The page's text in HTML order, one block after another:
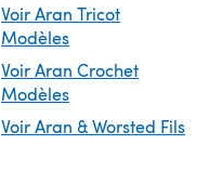
Voir Aran Tricot
Modèles
Voir Aran Crochet
Modèles
Voir Aran & Worsted Fils